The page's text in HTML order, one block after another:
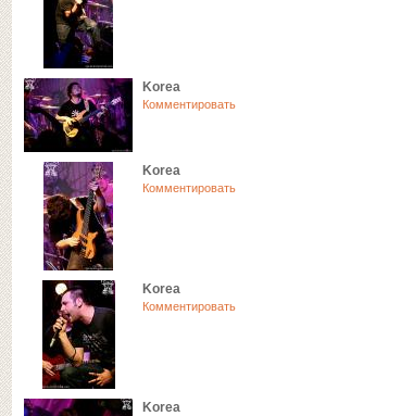
Korea
Комментировать
Korea
Комментировать
Korea
Комментировать
Korea